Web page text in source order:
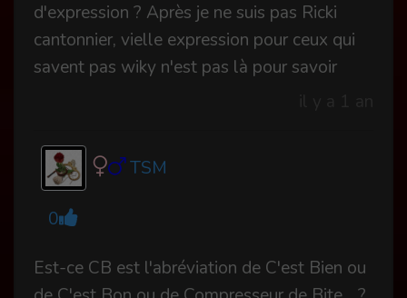
d'expression ? Après je ne suis pas Ricki
cantonnier, vielle expression pour ceux qui
savent pas wiky n'est pas là pour savoir
TSM
0
Est-ce CB est l'abréviation de C'est Bien ou